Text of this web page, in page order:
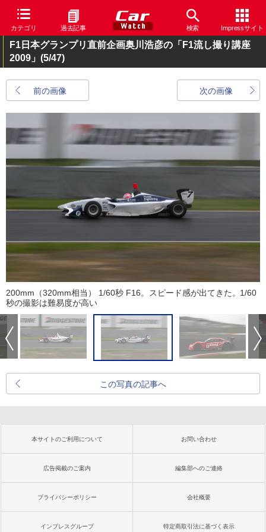
カテゴリ 過去記事 検索 Impressサイト
F1日本グランプリ直前企画奥川浩彦の「F1流し撮り講座
2009」 (5/47)
前の画像 次の画像
200mm（320mm相当） 1/60秒 F16。スピード感が出てきた。1/60
秒の撮影は難易度が高い
この写真の記事へ
本サイトのご利用について お問い合わせ
広告掲載のご案内 編集部へのご連絡
プライバシーポリシー 会社概要
インプレスグループ 特定商取引法に基づく表示